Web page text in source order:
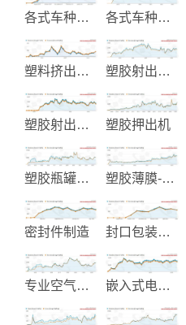
各式车种升降窗配件 各式车种油封设计制造
塑料挤出设备 塑胶射出和EMS电子代工
塑胶射出模具及产品 塑胶押出机
塑胶瓶罐射出成型制造 塑胶薄膜-包装材料
密封件制造 封口包装机械
专业空气泵浦 嵌入式电脑和工业电脑